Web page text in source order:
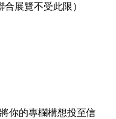
展覽不受此限）
你的專欄構想投至信